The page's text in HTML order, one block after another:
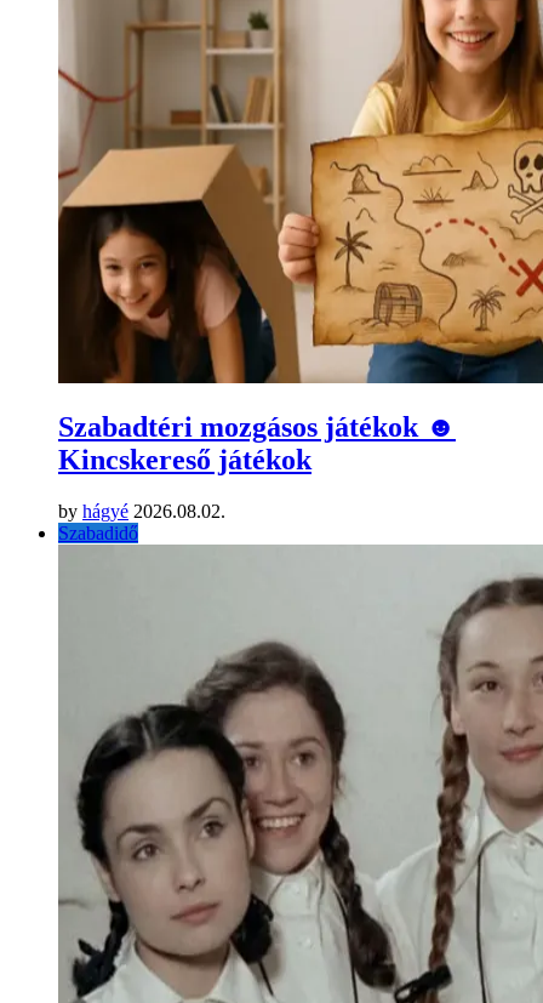
Szabadtéri mozgásos játékok ☻
Kincskereső játékok
by hágyé 2026.08.02.
Szabadidő